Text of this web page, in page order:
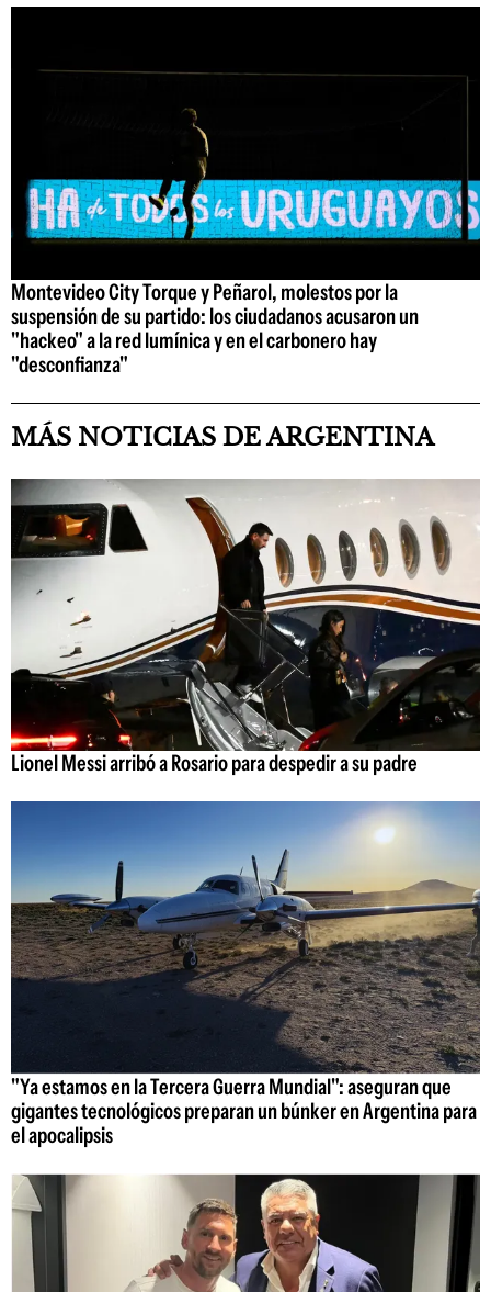
Montevideo City Torque y Peñarol, molestos por la
suspensión de su partido: los ciudadanos acusaron un
"hackeo" a la red lumínica y en el carbonero hay
"desconfianza"
MÁS NOTICIAS DE ARGENTINA
Lionel Messi arribó a Rosario para despedir a su padre
"Ya estamos en la Tercera Guerra Mundial": aseguran que
gigantes tecnológicos preparan un búnker en Argentina para
el apocalipsis